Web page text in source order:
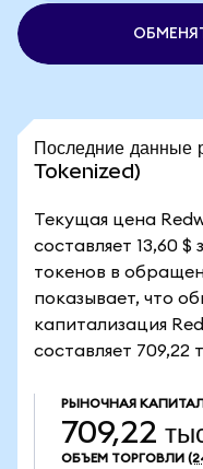
Последние
Tokenized)
Текущая цена
составляет 13,60 $
токенов в
показывает, что
капитализация
составляет 709,22
РЫНОЧНАЯ
709,22
ОБЪЕМ ТОРГОВЛИ